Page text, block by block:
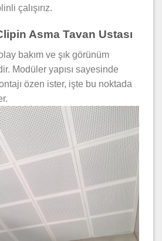
çalışırız.
Asma Tavan Ustası
bakım ve şık görünüm
Modüler yapısı sayesinde
özen ister, işte bu noktada